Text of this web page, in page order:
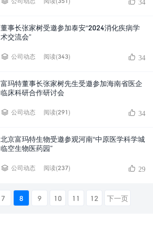
34
董事长张家树受邀参加泰安“2024消化疾病学
术交流会”
公司动态 阅读(343) 34
富玛特董事长张家树先生受邀参加海南省医企
临床科研合作研讨会
公司动态 阅读(291) 34
北京富玛特生物受邀参观河南“中原医学科学城
临空生物医药园”
公司动态 阅读(237) 29
7 8 9 10 11 12 下一页